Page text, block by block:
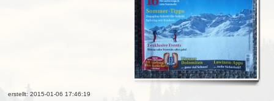
erstellt: 2015-01-06 17:46:19